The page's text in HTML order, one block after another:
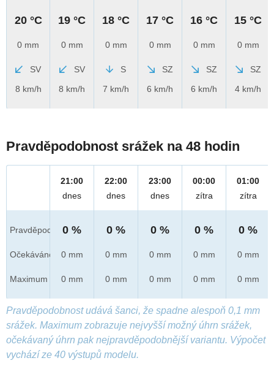
20 °C
0 mm
SV
8 km/h
19 °C
0 mm
SV
8 km/h
18 °C
0 mm
S
7 km/h
17 °C
0 mm
SZ
6 km/h
16 °C
0 mm
SZ
6 km/h
15 °C
0 mm
SZ
4 km/h
Pravděpodobnost srážek na 48 hodin
Pravděpod.
Očekáváno
Maximum
21:00
dnes
0 %
0 mm
0 mm
22:00
dnes
0 %
0 mm
0 mm
23:00
dnes
0 %
0 mm
0 mm
00:00
zítra
0 %
0 mm
0 mm
01:00
zítra
0 %
0 mm
0 mm
Pravděpodobnost udává šanci, že spadne alespoň 0,1 mm
srážek. Maximum zobrazuje nejvyšší možný úhrn srážek,
očekávaný úhrn pak nejpravděpodobnější variantu. Výpočet
vychází ze 40 výstupů modelu.